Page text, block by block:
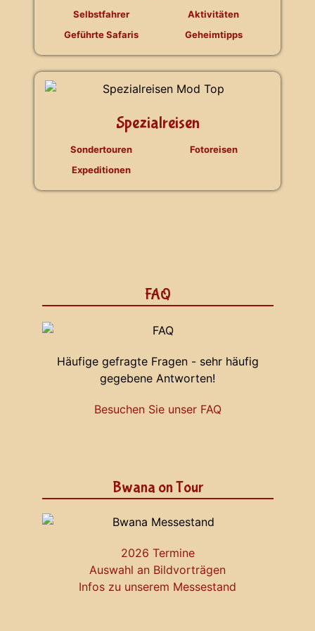
Selbstfahrer
Geführte Safaris
Aktivitäten
Geheimtipps
Spezialreisen
Sondertouren
Expeditionen
Fotoreisen
FAQ
Häufige gefragte Fragen - sehr häufig
gegebene Antworten!
Besuchen Sie unser FAQ
Bwana on Tour
2026 Termine
Auswahl an Bildvorträgen
Infos zu unserem Messestand